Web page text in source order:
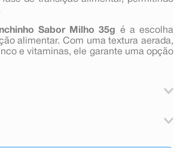
Sabor Milho 35g é a escolha
alimentar. Com uma textura aerada,
e vitaminas, ele garante uma opção